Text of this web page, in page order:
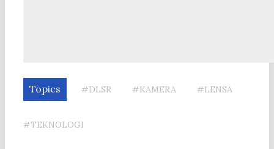
Topics #DLSR #KAMERA #LENSA
#TEKNOLOGI